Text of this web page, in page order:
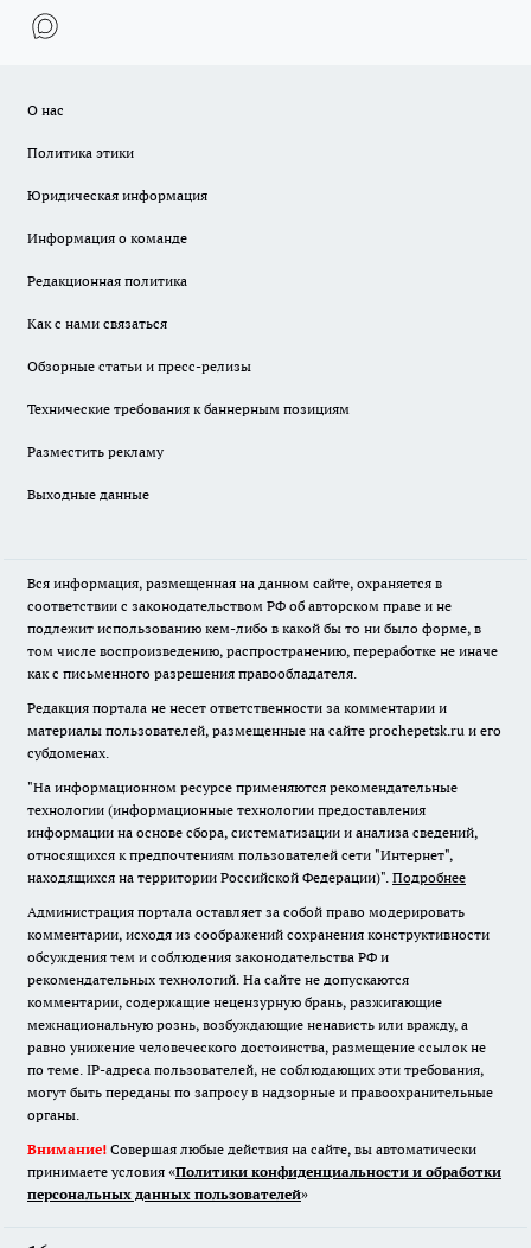
О нас
Политика этики
Юридическая информация
Информация о команде
Редакционная политика
Как с нами связаться
Обзорные статьи и пресс-релизы
Технические требования к баннерным позициям
Разместить рекламу
Выходные данные
Вся информация, размещенная на данном сайте, охраняется в
соответствии с законодательством РФ об авторском праве и не
подлежит использованию кем-либо в какой бы то ни было форме, в
том числе воспроизведению, распространению, переработке не иначе
как с письменного разрешения правообладателя.
Редакция портала не несет ответственности за комментарии и
материалы пользователей, размещенные на сайте prochepetsk.ru и его
субдоменах.
"На информационном ресурсе применяются рекомендательные
технологии (информационные технологии предоставления
информации на основе сбора, систематизации и анализа сведений,
относящихся к предпочтениям пользователей сети "Интернет",
находящихся на территории Российской Федерации)". Подробнее
Администрация портала оставляет за собой право модерировать
комментарии, исходя из соображений сохранения конструктивности
обсуждения тем и соблюдения законодательства РФ и
рекомендательных технологий. На сайте не допускаются
комментарии, содержащие нецензурную брань, разжигающие
межнациональную рознь, возбуждающие ненависть или вражду, а
равно унижение человеческого достоинства, размещение ссылок не
по теме. IP-адреса пользователей, не соблюдающих эти требования,
могут быть переданы по запросу в надзорные и правоохранительные
органы.
Внимание! Совершая любые действия на сайте, вы автоматически
принимаете условия «Политики конфиденциальности и обработки
персональных данных пользователей»